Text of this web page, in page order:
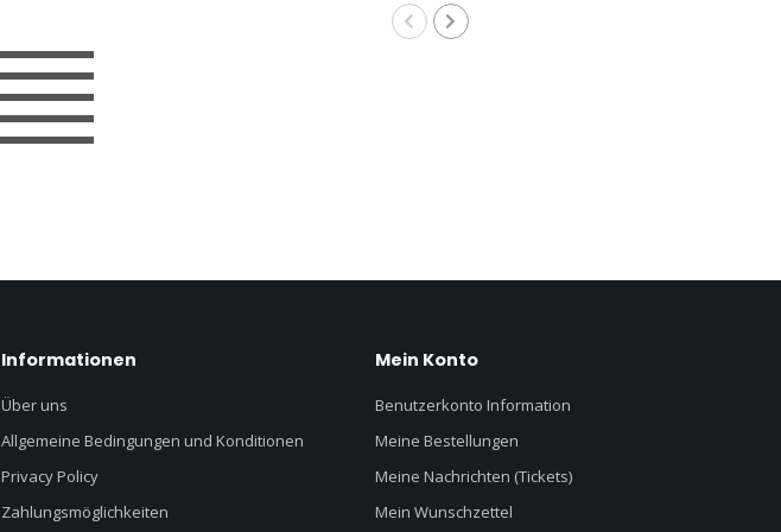
Informationen
Über uns
Allgemeine Bedingungen und Konditionen
Privacy Policy
Zahlungsmöglichkeiten
Mein Konto
Benutzerkonto Information
Meine Bestellungen
Meine Nachrichten (Tickets)
Mein Wunschzettel